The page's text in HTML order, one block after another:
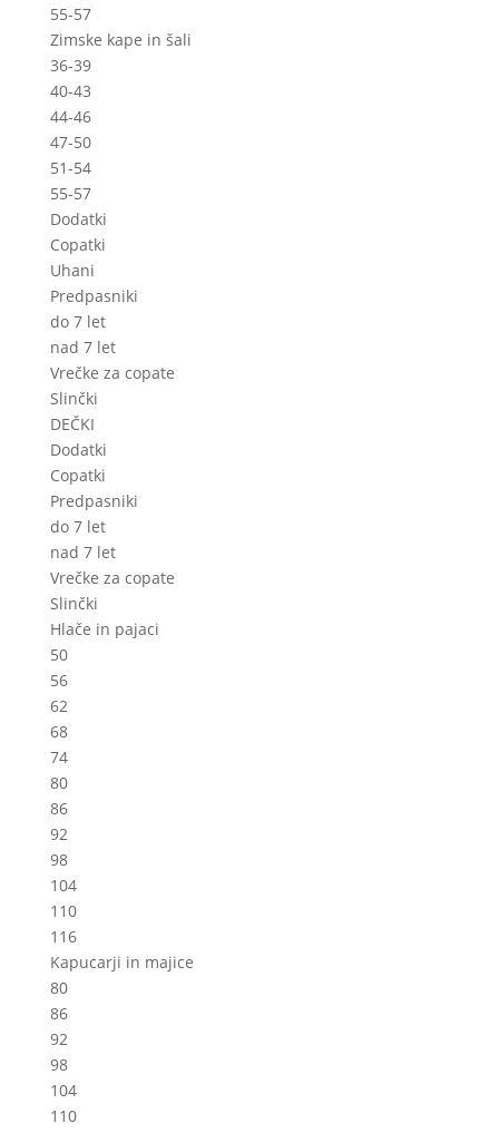
55-57
Zimske kape in šali
36-39
40-43
44-46
47-50
51-54
55-57
Dodatki
Copatki
Uhani
Predpasniki
do 7 let
nad 7 let
Vrečke za copate
Slinčki
DEČKI
Dodatki
Copatki
Predpasniki
do 7 let
nad 7 let
Vrečke za copate
Slinčki
Hlače in pajaci
50
56
62
68
74
80
86
92
98
104
110
116
Kapucarji in majice
80
86
92
98
104
110